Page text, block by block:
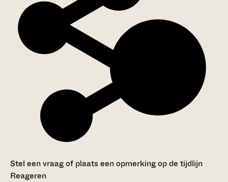
Stel een vraag of plaats een opmerking op de tijdlijn
Reageren